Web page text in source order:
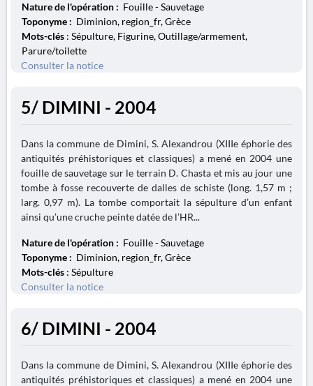
Nature de l'opération : Fouille - Sauvetage
Toponyme : Diminion, region_fr, Grèce
Mots-clés : Sépulture, Figurine, Outillage/armement,
Parure/toilette
Consulter la notice
5/ DIMINI - 2004
Dans la commune de Dimini, S. Alexandrou (XIIIe éphorie des
antiquités préhistoriques et classiques) a mené en 2004 une
fouille de sauvetage sur le terrain D. Chasta et mis au jour une
tombe à fosse recouverte de dalles de schiste (long. 1,57 m ;
larg. 0,97 m). La tombe comportait la sépulture d’un enfant
ainsi qu’une cruche peinte datée de l’HR...
Nature de l'opération : Fouille - Sauvetage
Toponyme : Diminion, region_fr, Grèce
Mots-clés : Sépulture
Consulter la notice
6/ DIMINI - 2004
Dans la commune de Dimini, S. Alexandrou (XIIIe éphorie des
antiquités préhistoriques et classiques) a mené en 2004 une